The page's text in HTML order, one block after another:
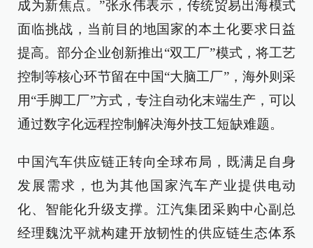
成为新焦点。”张永伟表示，传统贸易出海模式
面临挑战，当前目的地国家的本土化要求日益
提高。部分企业创新推出“双工厂”模式，将工艺
控制等核心环节留在中国“大脑工厂”，海外则采
用“手脚工厂”方式，专注自动化末端生产，可以
通过数字化远程控制解决海外技工短缺难题。
中国汽车供应链正转向全球布局，既满足自身
发展需求，也为其他国家汽车产业提供电动
化、智能化升级支撑。江汽集团采购中心副总
经理魏沈平就构建开放韧性的供应链生态体系